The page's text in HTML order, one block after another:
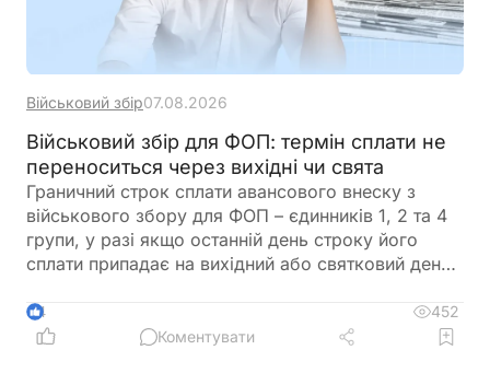
Військовий збір07.08.2026
Військовий збір для ФОП: термін сплати не
переноситься через вихідні чи свята
Граничний строк сплати авансового внеску з
військового збору для ФОП – єдинників 1, 2 та 4
групи, у разі якщо останній день строку його
сплати припадає на вихідний або святковий день,
за вихідним або святковим днем
4
452
Коментувати